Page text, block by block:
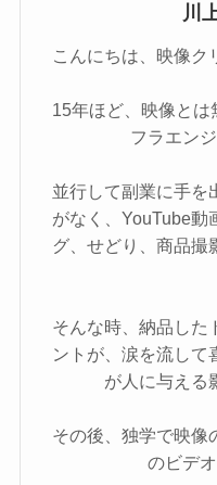
川
こんにちは、映像ク
15年ほど、映像と
フラエン
並行して副業に手を
がなく、YouTube動
グ、せどり、商品撮
そんな時、納品した
ントが、涙を流して
が人に与える
その後、独学で映像
のビデ